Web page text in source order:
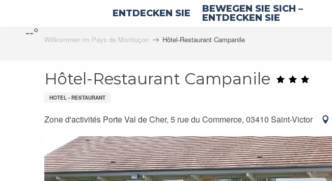
contenu--°
ENTDECKEN SIE
BEWEGEN SIE SICH –
ENTDECKEN SIE
Willkommen im Pays de Montluçon Hôtel-Restaurant Campanile
Hôtel-Restaurant Campanile
HOTEL - RESTAURANT
Zone d'activités Porte Val de Cher, 5 rue du Commerce, 03410 Saint-Victor